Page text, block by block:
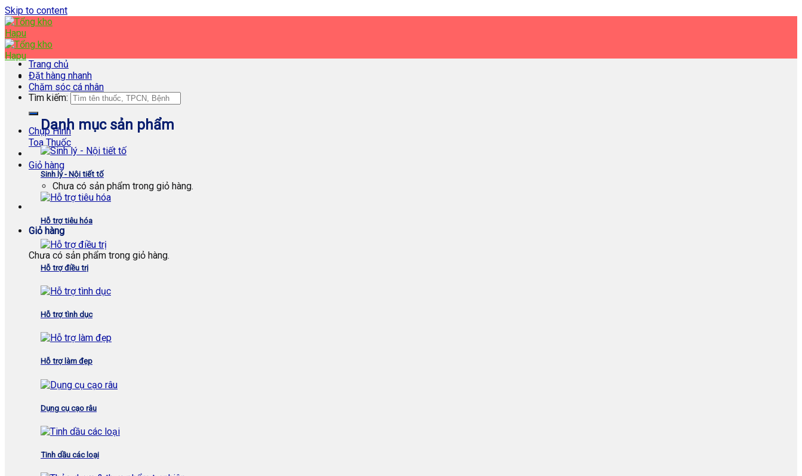
Skip to content
Tìm kiếm:
Chụp Hình
Toa Thuốc
Giỏ hàng
Chưa có sản phẩm trong giỏ hàng.
Giỏ hàng
Chưa có sản phẩm trong giỏ hàng.
Trang chủ
Đặt hàng nhanh
Chăm sóc cá nhân
Danh mục sản phẩm
Sinh lý - Nội tiết tố
Hỗ trợ tiêu hóa
Hỗ trợ điều trị
Hỗ trợ tình dục
Hỗ trợ làm đẹp
Dụng cụ cạo râu
Tinh dầu các loại